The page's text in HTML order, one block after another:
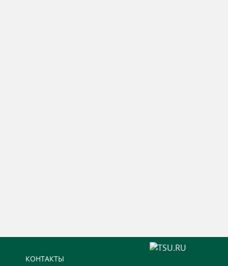
КОНТАКТЫ